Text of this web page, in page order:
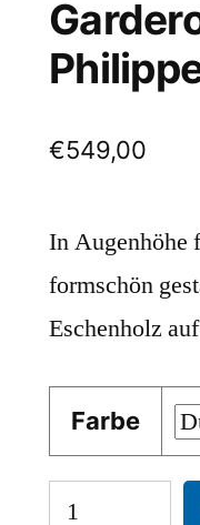
€549,00
In Augenhöhe
formschön
Eschenholz
Farbe